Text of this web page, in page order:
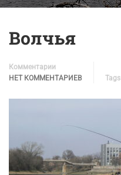
Волчья
Комментарии
НЕТ КОММЕНТАРИЕВ
Tags